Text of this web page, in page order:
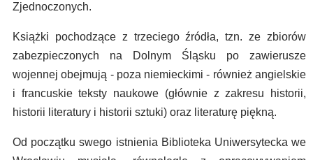
Zjednoczonych.
Książki pochodzące z trzeciego źródła, tzn. ze zbiorów
zabezpieczonych na Dolnym Śląsku po zawierusze
wojennej obejmują - poza niemieckimi - również angielskie
i francuskie teksty naukowe (głównie z zakresu historii,
historii literatury i historii sztuki) oraz literaturę piękną.
Od początku swego istnienia Biblioteka Uniwersytecka we